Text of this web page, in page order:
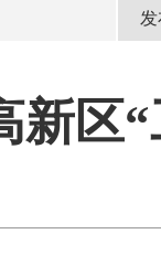
新区